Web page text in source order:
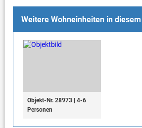
Weitere Wohneinheiten in
Objekt-Nr. 28973 | 4-6
Personen